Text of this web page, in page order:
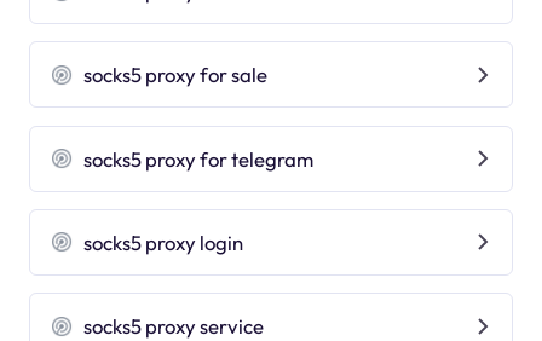
socks5 proxy for sale
socks5 proxy for telegram
socks5 proxy login
socks5 proxy service